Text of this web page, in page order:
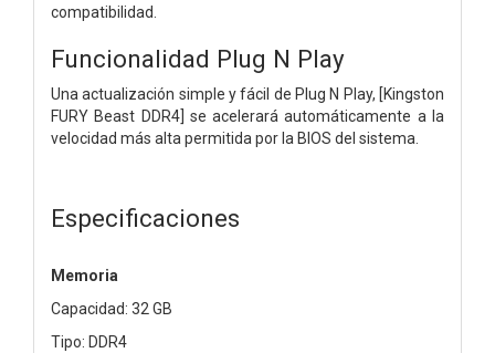
compatibilidad.
Funcionalidad Plug N Play
Una actualización simple y fácil de Plug N Play, [Kingston
FURY Beast DDR4] se acelerará automáticamente a la
velocidad más alta permitida por la BIOS del sistema.
Especificaciones
Memoria
Capacidad: 32 GB
Tipo: DDR4